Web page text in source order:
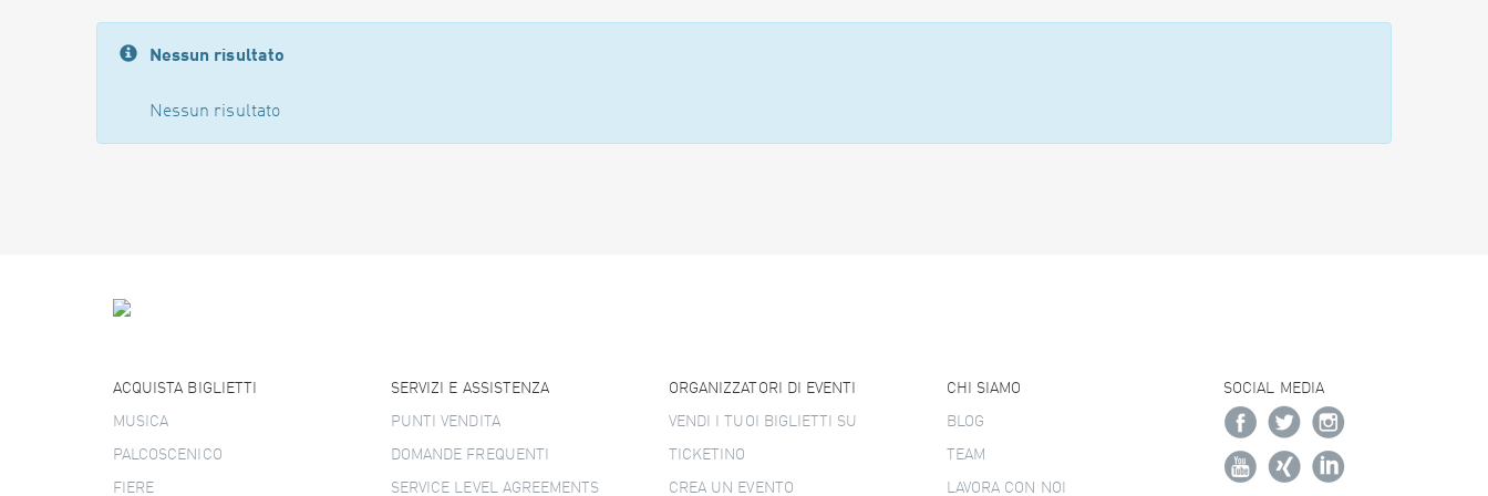
Nessun risultato
Nessun risultato
ACQUISTA BIGLIETTI
MUSICA
PALCOSCENICO
FIERE
SERVIZI E ASSISTENZA
PUNTI VENDITA
DOMANDE FREQUENTI
SERVICE LEVEL AGREEMENTS
ORGANIZZATORI DI EVENTI
VENDI I TUOI BIGLIETTI SU
TICKETINO
CREA UN EVENTO
CHI SIAMO
BLOG
TEAM
LAVORA CON NOI
SOCIAL MEDIA